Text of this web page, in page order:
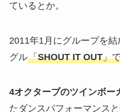
ているとか。
2011年1月にグループを
グル「SHOUT IT OUT」
4オクターブのツインボー
たダンスパフォーマンス